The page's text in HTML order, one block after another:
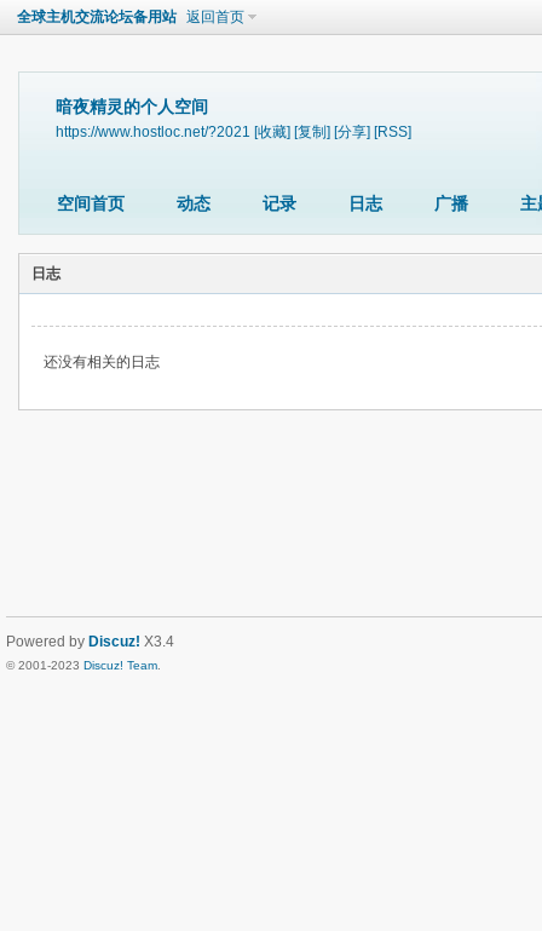
全球主机交流论坛备用站 返回首页
暗夜精灵的个人空间
https://www.hostloc.net/?2021 [收藏] [复制] [分享] [RSS]
空间首页 动态 记录 日志 广播 主
日志
还没有相关的日志
Powered by Discuz! X3.4
© 2001-2023 Discuz! Team